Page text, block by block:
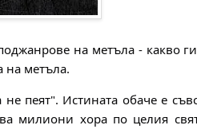
на метъла - какво
на метъла.
пеят". Истината обаче е
милиони хора по целия